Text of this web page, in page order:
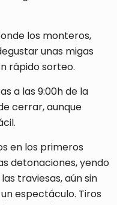
los monteros,
unas migas
rápido sorteo.
a las 9:00h de la
cerrar, aunque
en los primeros
detonaciones, yendo
traviesas, aún sin
espectáculo. Tiros